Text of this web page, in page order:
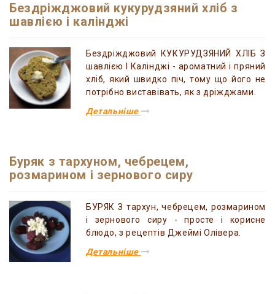
Бездріжджовий кукурудзяний хліб з
шавлією і калінджі
Бездріжджовий КУКУРУДЗЯНИЙ ХЛІБ З
шавлією І Калінджі - ароматний і пряний
хліб, який швидко піч, тому що його не
потрібно виставівать, як з дріжджами.
Детальніше
Буряк з тархуном, чебрецем,
розмарином і зернового сиру
БУРЯК З тархун, чебрецем, розмарином
і зернового сиру - просте і корисне
блюдо, з рецептів Джеймі Олівера.
Детальніше